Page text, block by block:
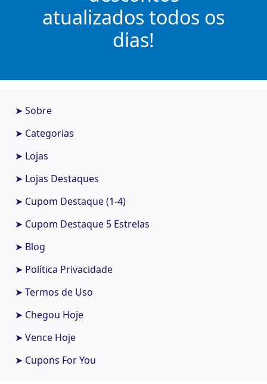
atualizados todos os
dias!
➤ Sobre
➤ Categorias
➤ Lojas
➤ Lojas Destaques
➤ Cupom Destaque (1-4)
➤ Cupom Destaque 5 Estrelas
➤ Blog
➤ Política Privacidade
➤ Termos de Uso
➤ Chegou Hoje
➤ Vence Hoje
➤ Cupons For You